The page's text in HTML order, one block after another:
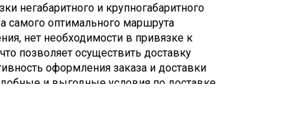
негабаритного и крупногабаритного
самого оптимального маршрута
нет необходимости в привязке к
позволяет осуществить доставку
оформления заказа и доставки
и выгодные условия по доставке,